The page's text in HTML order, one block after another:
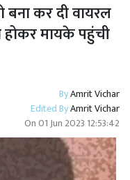
बना कर दी वायरल
मायके पहुंची
ByAmrit Vichar
Edited ByAmrit Vichar
On01 Jun 2023 12:53:42